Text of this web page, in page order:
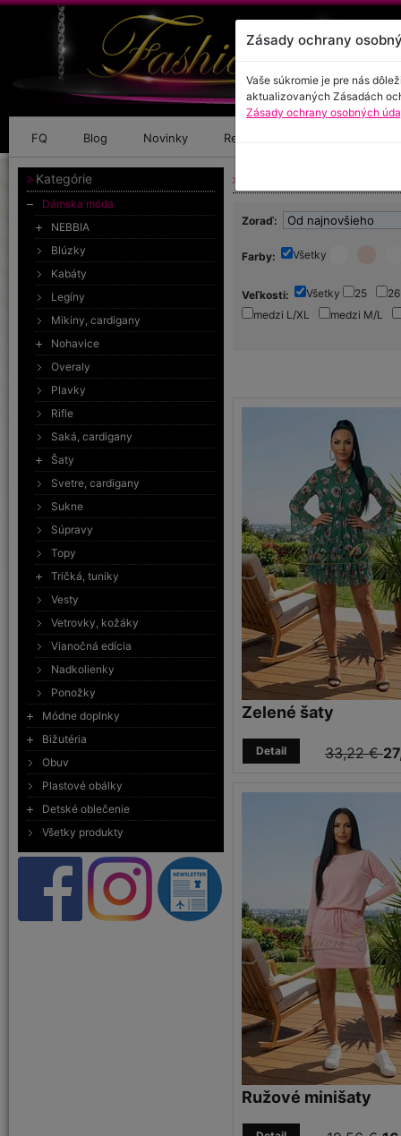
FQ Blog Novinky Referencie
Kategórie
Dámska móda
NEBBIA
Blúzky
Kabáty
Legíny
Mikiny, cardigany
Nohavice
Overaly
Plavky
Rifle
Saká, cardigany
Šaty
Svetre, cardigany
Sukne
Súpravy
Topy
Tričká, tuniky
Vesty
Vetrovky, kožáky
Vianočná edícia
Nadkolienky
Ponožky
Módne doplnky
Bižutéria
Obuv
Plastové obálky
Detské oblečenie
Všetky produkty
Zoraď:
Farby: Všetky
Veľkosti: Všetky 25
26
medzi L/XL
medzi M/L
Zelené šaty
33,22 €
Detail
Ružové minišaty
Zásady ochrany
Vaše súkromie je pre nás
aktualizovaných Zásadách
Zásady ochrany osobných